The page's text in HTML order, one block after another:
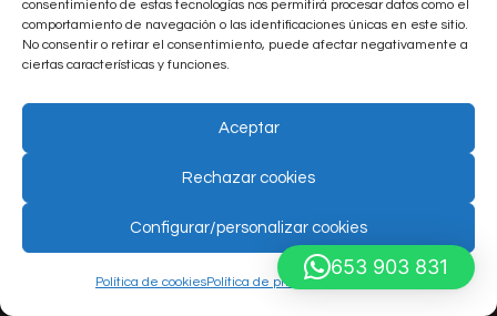
consentimiento de estas tecnologías nos permitirá procesar datos como el
comportamiento de navegación o las identificaciones únicas en este sitio.
No consentir o retirar el consentimiento, puede afectar negativamente a
ciertas características y funciones.
Aceptar
Rechazar cookies
Configurar/personalizar cookies
Política de cookiesPolítica de privacidad
info@burgosolar.es
653 903 831
Reduce la factura de la luz mientras
autoconsumo fotovoltaico.
¿Quieres producir tu propia energía?
653 903 831